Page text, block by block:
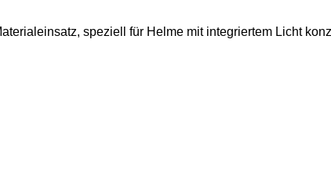
speziell für Helme mit integriertem Licht